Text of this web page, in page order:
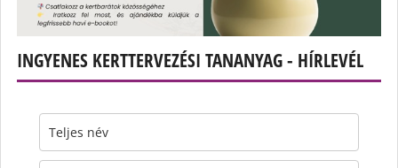
INGYENES KERTTERVEZÉSI TANANYAG - HÍRLEVÉL